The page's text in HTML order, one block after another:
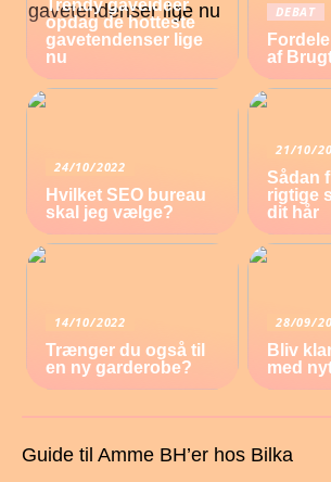
Trendy gaveidéer
opdag de hotteste
gavetendenser lige
nu
DEBAT
af
24/10/2022
Hvilket SEO bureau
skal jeg vælge?
21/10/
Sådan
rigtige
dit hår
14/10/2022
Trænger du også til
en ny garderobe?
28/09/
Bliv
med
Guide til Amme BH’er hos Bilka